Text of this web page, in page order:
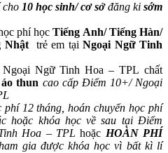
cho 10 học sinh/ cơ sởđăng ki sớm
phí họcTiếng Anh/ Tiếng Hàn/
Nhật trẻ em tại Ngoại Ngữ Tinh
Ngữ Tinh Hoa – TPL chất
thun cao cấp Điểm 10+/ Ngoại
12 tháng, hoán chuyển học phí
hoặc khóa học về sau tại Điểm
Hoa – TPL hoặc HOÀN PHÍ
gia được khóa học vì bất kì lí